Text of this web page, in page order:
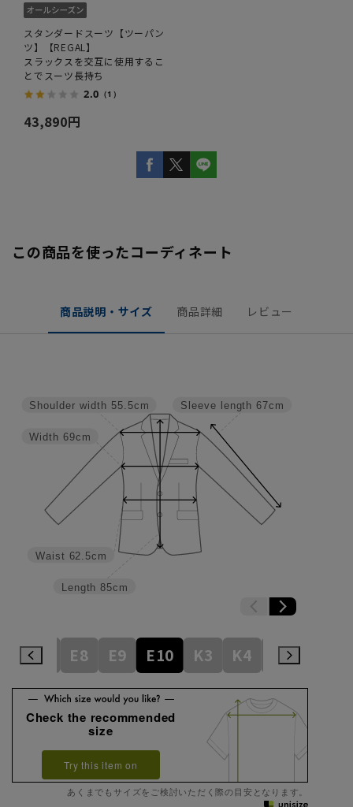
スタンダードスーツ【ツーパン
ツ】【REGAL】
スラックスを交互に使用するこ
とでスーツ長持ち
2.0 （1）
43,890円
この商品を使ったコーディネート
商品説明・サイズ 商品詳細 レビュー
Sleeve length 67cm
Length 85cm
Waist 62.5cm
Width 69cm
Shoulder width 55.5cm
E7 E8 E9 E10 K3 K4 K5
Check the recommended
size
Try this item on
あくまでもサイズをご検討いただく際の目安となります。